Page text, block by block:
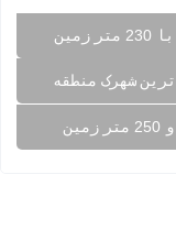
شهرک منطقه